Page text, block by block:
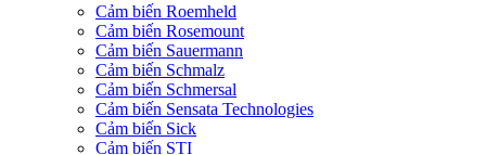
Cảm biến Roemheld
Cảm biến Rosemount
Cảm biến Sauermann
Cảm biến Schmalz
Cảm biến Schmersal
Cảm biến Sensata Technologies
Cảm biến Sick
Cảm biến STI